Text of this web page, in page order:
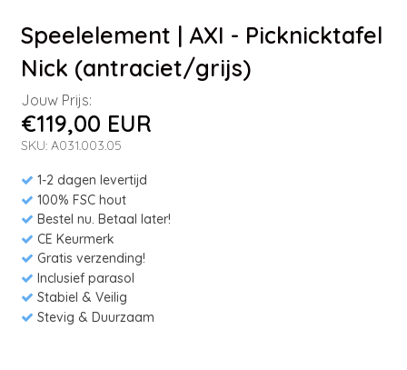
Speelelement | AXI - Picknicktafel
Nick (antraciet/grijs)
Jouw Prijs:
€119,00 EUR
SKU: A031.003.05
1-2 dagen levertijd
100% FSC hout
Bestel nu. Betaal later!
CE Keurmerk
Gratis verzending!
Inclusief parasol
Stabiel & Veilig
Stevig & Duurzaam